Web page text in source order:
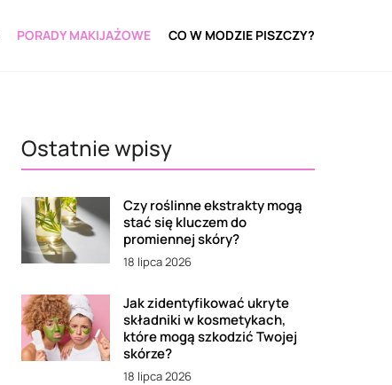
PORADY MAKIJAŻOWE CO W MODZIE PISZCZY?
Ostatnie wpisy
Czy roślinne ekstrakty mogą
stać się kluczem do
promiennej skóry?
18 lipca 2026
Jak zidentyfikować ukryte
składniki w kosmetykach,
które mogą szkodzić Twojej
skórze?
18 lipca 2026